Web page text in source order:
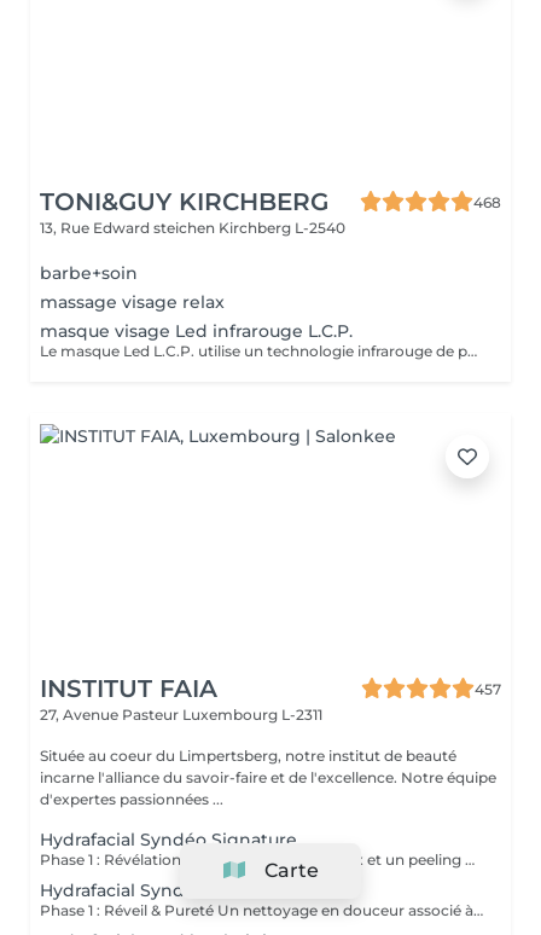
TONI&GUY KIRCHBERG
468
13, Rue Edward steichen Kirchberg L-2540
barbe+soin
massage visage relax
masque visage Led infrarouge L.C.P.
Le masque Led L.C.P. utilise un technologie infrarouge de pointe qui stimule la vitalité et amplifie les traitements de la peau. Réduit les signes du vieillissent, aide a réduire les imperfections ,illumine la peau, aide au renouvellement cellulaire ,atténue les rougeur de la peau
INSTITUT FAIA
457
27, Avenue Pasteur Luxembourg L-2311
Située au coeur du Limpertsberg, notre institut de beauté
incarne l'alliance du savoir-faire et de l'excellence. Notre équipe
d'expertes passionnées ...
Hydrafacial Syndéo Signature
Phase 1 : Révélation Un nettoyage minutieux et un peeling doux libèrent la peau des impuretés, cellules mortes et excès de sébum. La peau respire à nouveau et retrouve sa douceur naturelle. Phase 2 : Purification & Hydratation La technologie brevetée Vortex-Fusion® aspire délicatement les impuretés tout en infusant des actifs hydratants puissants. Les pores sont nettoyés, la peau est fraîche, repulpée et lumineuse. Phase 3 : Régénération & Éclat Des sérums concentrés en antioxydants, peptides et acide hyaluronique réparent, protègent et revitalisent la peau. Le teint s'illumine, la texture s'affine et l'éclat est instantané. Résultat : Une peau nette, hydratée et rayonnante dès la première séance sans irritation, sans temps d'arrêt, simplement sublime.
Hydrafacial Syndéo Deluxe
Phase 1 : Réveil & Pureté Un nettoyage en douceur associé à un peeling délicat réveille l'éclat naturel de la peau, la libérant des impuretés et des cellules ternes. Phase 2 : Extraction & Hydratation La technologie brevetée Vortex-Fusion® purifie les pores tout en infusant des actifs hautement hydratants. La peau est fraîche, lisse et repulpée. Phase 3 : Régénération sur mesure Des sérums concentrés en antioxydants, peptides et acide hyaluronique régénèrent la peau tandis qu'un booster premium et la lumière LED viennent personnaliser le soin selon vos besoins spécifiques. Résultat : Une peau éclatante, détoxifiée et lumineuse dès la première séance, le glow Faia dans toute sa splendeur.
Carte